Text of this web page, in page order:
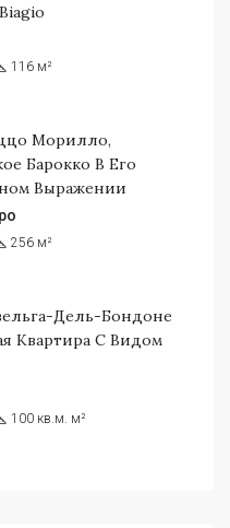
116 м²
Морилло,
Барокко В Его
Выражении
256 м²
Дель-Бондоне
Квартира С Видом
100 кв.м. м²